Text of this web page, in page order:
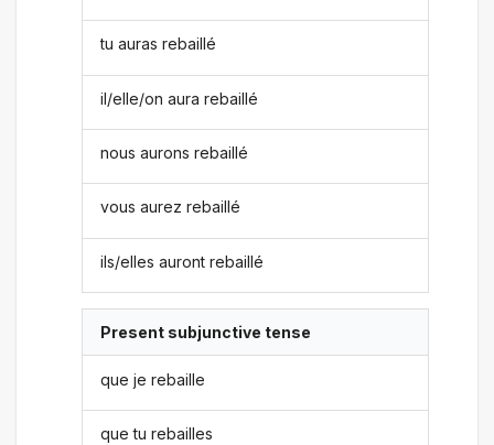
tu auras rebaillé
il/elle/on aura rebaillé
nous aurons rebaillé
vous aurez rebaillé
ils/elles auront rebaillé
Present subjunctive tense
que je rebaille
que tu rebailles